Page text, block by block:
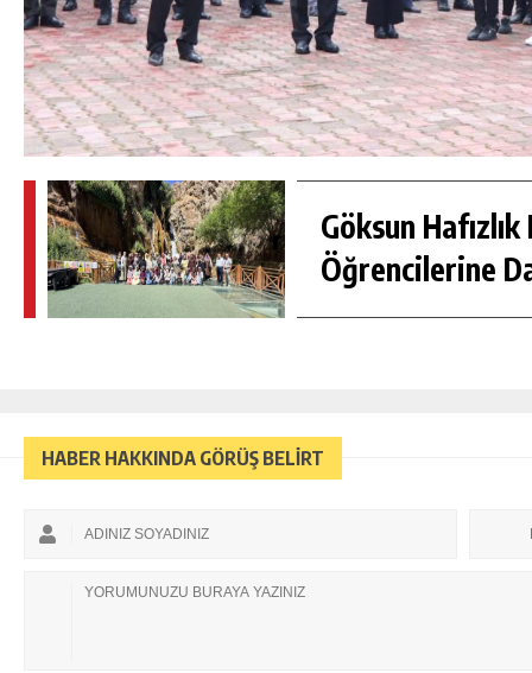
Göksun Hafızlık
Öğrencilerine
HABER HAKKINDA GÖRÜŞ BELİRT